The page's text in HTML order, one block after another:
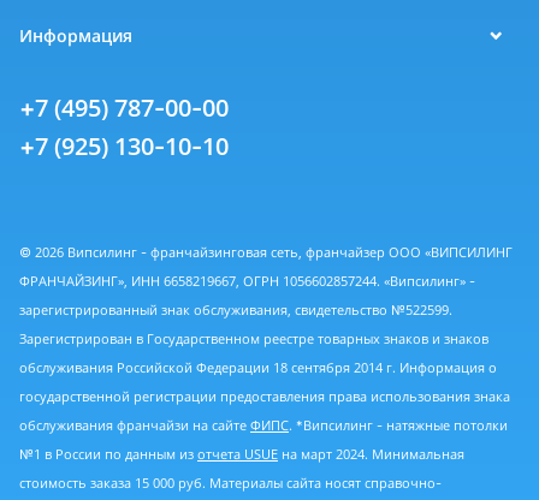
Информация
+7 (495) 787-00-00
+7 (925) 130-10-10
© 2026 Випсилинг - франчайзинговая сеть, франчайзер ООО «ВИПСИЛИНГ
ФРАНЧАЙЗИНГ», ИНН 6658219667, ОГРН 1056602857244. «Випсилинг» -
зарегистрированный знак обслуживания, свидетельство №522599.
Зарегистрирован в Государственном реестре товарных знаков и знаков
обслуживания Российской Федерации 18 сентября 2014 г. Информация о
государственной регистрации предоставления права использования знака
обслуживания франчайзи на сайте ФИПС. *Випсилинг - натяжные потолки
№1 в России по данным из отчета USUE на март 2024. Минимальная
стоимость заказа 15 000 руб. Материалы сайта носят справочно-